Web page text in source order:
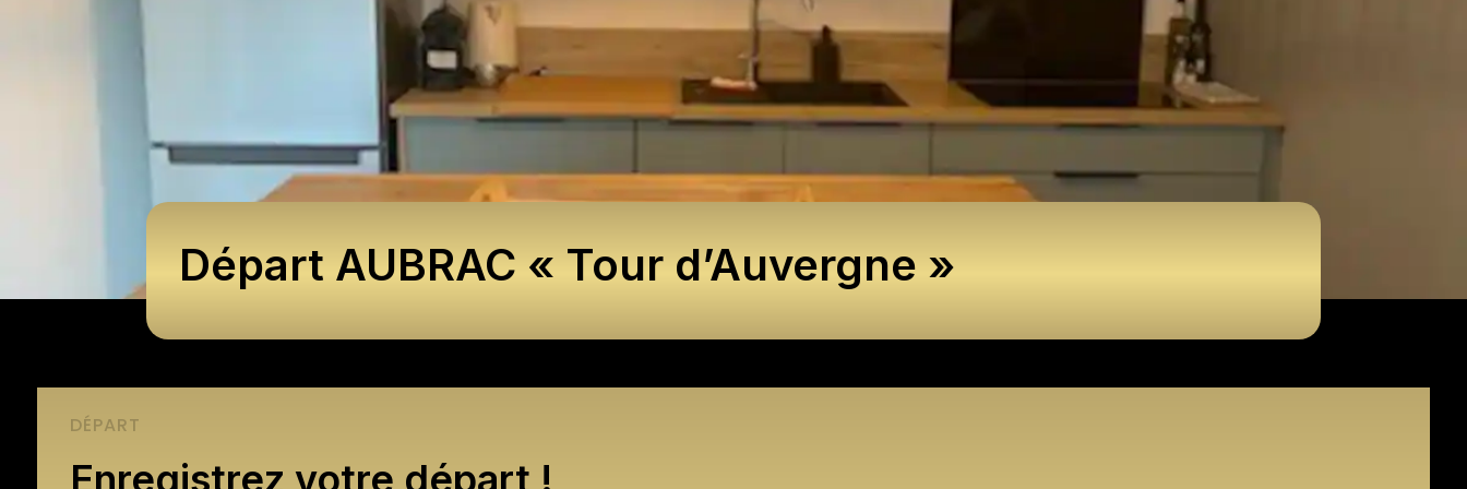
Départ AUBRAC « Tour d’Auvergne »
DÉPART
Enregistrez votre départ !